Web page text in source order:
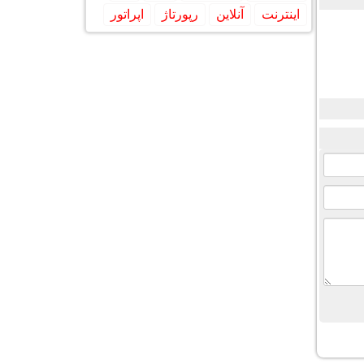
اینترنت
آنلاین رپورتاژ اپراتور